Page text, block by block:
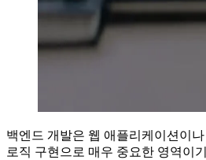
백엔드 개발은 웹 애플리케이션이
로직 구현으로 매우 중요한 영역이